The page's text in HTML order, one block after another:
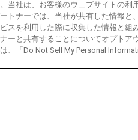
ト.jpとは？ よくある
概要 利用規約
当社は、お客様のウェブサイトの利
トナーでは、当社が共有した情報と
スを利用した際に収集した情報と組
ーと共有することについてオプトア
、「Do Not Sell My Personal